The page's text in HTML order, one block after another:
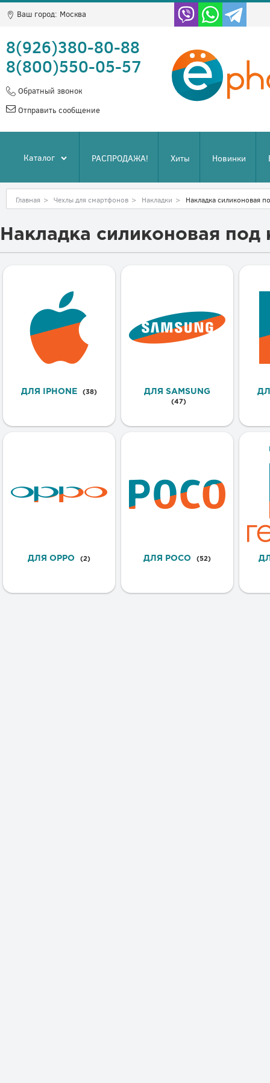
Ваш город: Москва
8(926)380-80-88
8(800)550-05-57
Обратный звонок
Отправить сообщение
Каталог РАСПРОДАЖА! Хиты Новинки
Главная > Чехлы для смартфонов > Накладки > Накладка силиконовая
Накладка силиконовая под
ДЛЯ IPHONE (38) ДЛЯ SAMSUNG
(47)
ДЛЯ OPPO (2) ДЛЯ POCO (52)